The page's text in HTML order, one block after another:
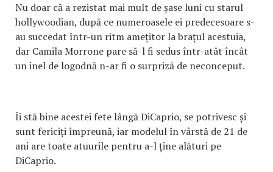
Nu doar că a rezistat mai mult de șase luni cu starul
hollywoodian, după ce numeroasele ei predecesoare s-
au succedat într-un ritm amețitor la brațul acestuia,
dar Camila Morrone pare să-l fi sedus într-atât încât
un inel de logodnă n-ar fi o surpriză de neconceput.
Îi stă bine acestei fete lângă DiCaprio, se potrivesc și
sunt fericiți împreună, iar modelul în vârstă de 21 de
ani are toate atuurile pentru a-l ține alături pe
DiCaprio.